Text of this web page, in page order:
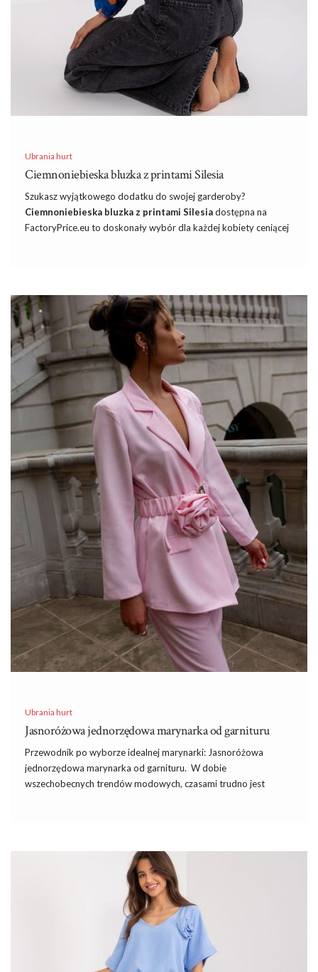
Ubrania hurt
Ciemnoniebieska bluzka z printami Silesia
Szukasz wyjątkowego dodatku do swojej garderoby?
Ciemnoniebieska bluzka z printami Silesiadostępna na
FactoryPrice.eu to doskonały wybór dla każdej kobiety ceniącej
wykonana jest z wysokiej jakości materiałów, które gwarantują
komfort noszenia przez cały dzień. Ciemnoniebieski kolor
doskonale komponuje się z różnorodnymi elementami
garderoby, a oryginalne printy wzorowane na tematyce Silesia
dodają jej wyjątkowego charakteru. To nie tylko ubranie, ale
także sposób na wyrażenie swojej osobowości i pokazanie
przynależności do regionalnych tradycji.
Modne dresy damskie z
hurtowniadresów …
Ubrania hurt
Jasnoróżowa jednorzędowa marynarka od garnituru
Przewodnik po wyborze idealnej marynarki: Jasnoróżowa
jednorzędowa marynarka od garnituru. W dobie
wszechobecnych trendów modowych, czasami trudno jest
wykonania. Kupując w hurtowni online, masz pewność, że
otrzymasz produkt, który był selekcjonowany z myślą o
najnowszych trendach oraz komforcie noszenia. Marynarka
jasnoróżowa jednorzędowa od garnituru jest wykonana z
materiałów najwyższej jakości. To zapewnia jej trwałość i
wygodę użytkowania na każdą okazję – czy to na spotkanie
biznesowe, rodzinny obiad czy wieczorne wyjście z przyjaciółmi.